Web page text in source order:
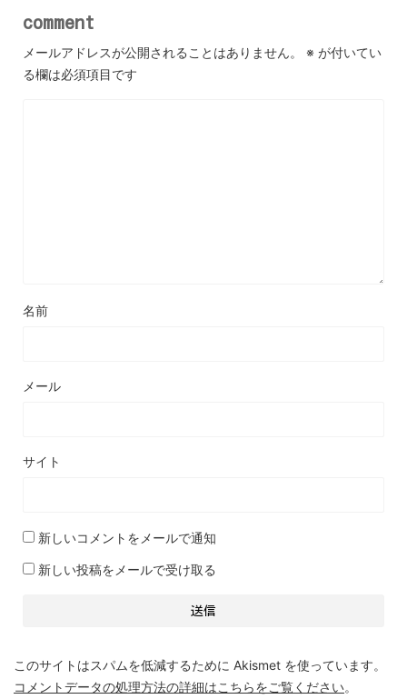
comment
メールアドレスが公開されることはありません。 ※ が付いてい
る欄は必須項目です
名前
メール
サイト
新しいコメントをメールで通知
新しい投稿をメールで受け取る
このサイトはスパムを低減するために Akismet を使っています。
コメントデータの処理方法の詳細はこちらをご覧ください。